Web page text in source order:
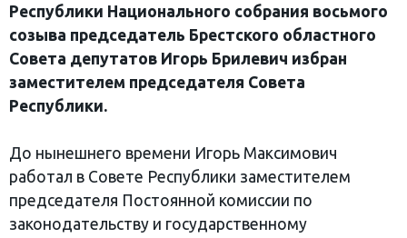
Республики Национального собрания восьмого
созыва председатель Брестского областного
Совета депутатов Игорь Брилевич избран
заместителем председателя Совета
Республики.
До нынешнего времени Игорь Максимович
работал в Совете Республики заместителем
председателя Постоянной комиссии по
законодательству и государственному